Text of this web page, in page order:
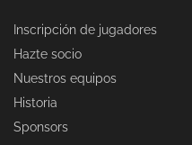
Inscripción de jugadores
Hazte socio
Nuestros equipos
Historia
Sponsors